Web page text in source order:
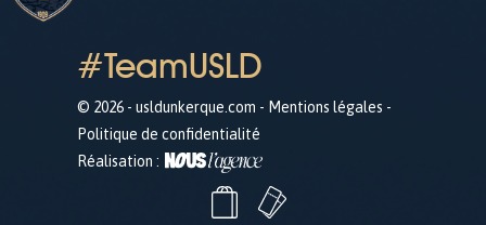
#TeamUSLD
© 2026 - usldunkerque.com - Mentions légales -
Politique de confidentialité
Réalisation :